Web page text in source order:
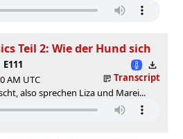
Teil 2: Wie der Hund sich
E111
AM UTC
Transcript
also sprechen Liza und Marei...